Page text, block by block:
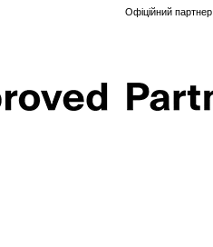
Офіційний партнер